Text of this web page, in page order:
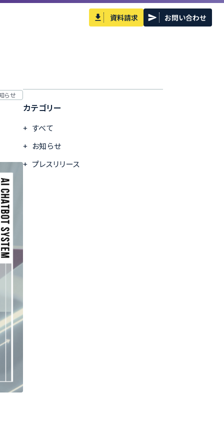
資料請求 お問い合わせ
らせ
カテゴリー
すべて
お知らせ
プレスリリース